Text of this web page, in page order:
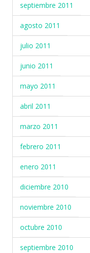
septiembre 2011
agosto 2011
julio 2011
junio 2011
mayo 2011
abril 2011
marzo 2011
febrero 2011
enero 2011
diciembre 2010
noviembre 2010
octubre 2010
septiembre 2010